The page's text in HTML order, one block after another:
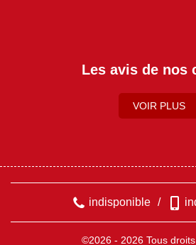
Les avis de nos
VOIR PLUS
indisponible /
©2026 - 2026 Tous